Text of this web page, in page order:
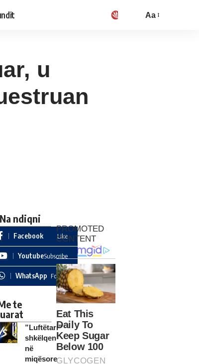
Aa
u
Na ndiqni
Facebook Like
YoutubeSubscribe
WhatsApp Follow
te
”Luftëtari”
shkëlqen
në
miqësore